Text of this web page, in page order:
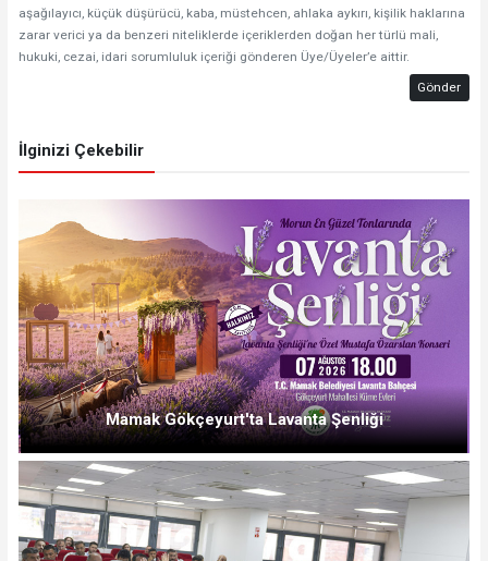
aşağılayıcı, küçük düşürücü, kaba, müstehcen, ahlaka aykırı, kişilik haklarına
zarar verici ya da benzeri niteliklerde içeriklerden doğan her türlü mali,
hukuki, cezai, idari sorumluluk içeriği gönderen Üye/Üyeler’e aittir.
Gönder
İlginizi Çekebilir
Mamak Gökçeyurt'ta Lavanta Şenliği